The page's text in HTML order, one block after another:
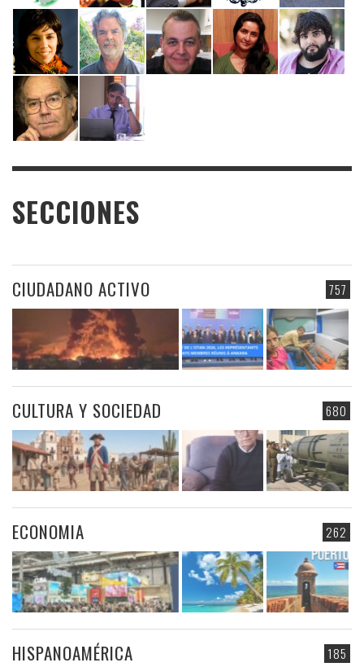
SECCIONES
757
CIUDADANO ACTIVO
680
CULTURA Y SOCIEDAD
262
ECONOMIA
185
HISPANOAMÉRICA